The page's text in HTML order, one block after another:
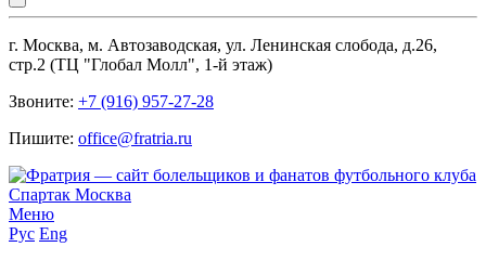
г. Москва, м. Автозаводская, ул. Ленинская слобода, д.26,
стр.2 (ТЦ "Глобал Молл", 1-й этаж)
Звоните: +7 (916) 957-27-28
Пишите: office@fratria.ru
Меню
Рус Eng